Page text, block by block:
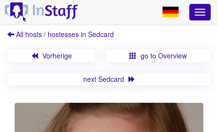
All hosts / hostesses in Sedcard
Vorherige go to Overview
next Sedcard